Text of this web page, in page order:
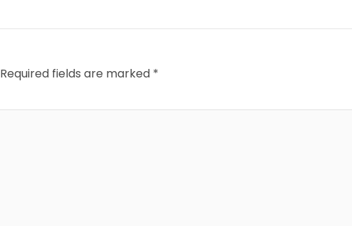
Required fields are marked *